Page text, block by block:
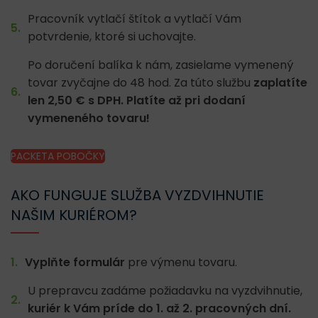
Pracovník vytlačí štítok a vytlačí Vám
potvrdenie, ktoré si uchovajte.
Po doručení balíka k nám, zasielame vymenený
tovar zvyčajne do 48 hod. Za túto službu zaplatíte
len 2,50 € s DPH. Platíte až pri dodaní
vymeneného tovaru!
PACKETA POBOČKY
AKO FUNGUJE SLUŽBA VYZDVIHNUTIE
NAŠIM KURIÉROM?
Vyplňte formulár pre výmenu tovaru.
U prepravcu zadáme požiadavku na vyzdvihnutie,
kuriér k Vám príde do 1. až 2. pracovných dní.